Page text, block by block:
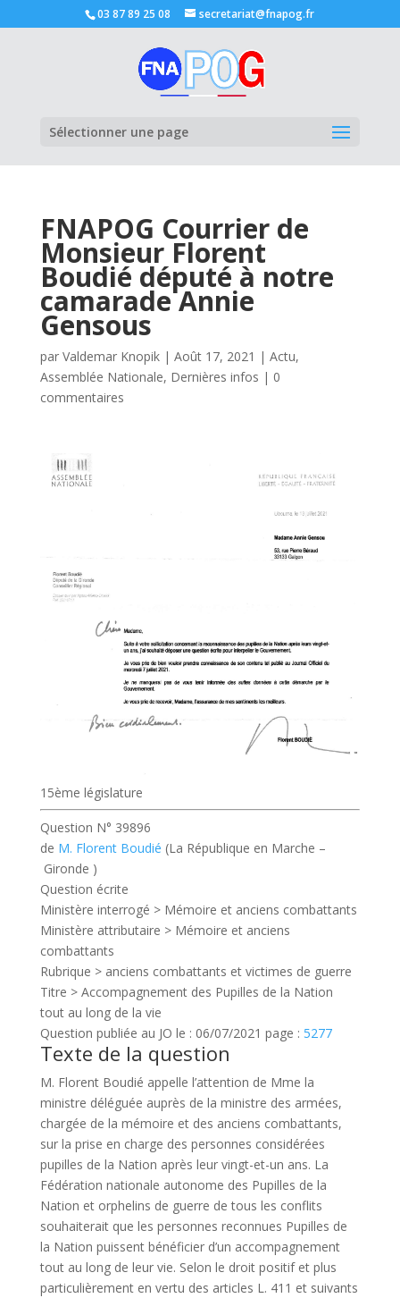
03 87 89 25 08 secretariat@fnapog.fr
Sélectionner une page
FNAPOG Courrier de
Monsieur Florent
Boudié député à notre
camarade Annie
Gensous
par Valdemar Knopik| Août 17, 2021 | Actu,
Assemblée Nationale, Dernières infos | 0
commentaires
15ème législature
Question N° 39896
de M. Florent Boudié (La République en Marche –
Gironde )
Question écrite
Ministère interrogé > Mémoire et anciens combattants
Ministère attributaire > Mémoire et anciens
combattants
Rubrique > anciens combattants et victimes de guerre
Titre > Accompagnement des Pupilles de la Nation
tout au long de la vie
Question publiée au JO le : 06/07/2021 page : 5277
Texte de la question
M. Florent Boudié appelle l’attention de Mme la
ministre déléguée auprès de la ministre des armées,
chargée de la mémoire et des anciens combattants,
sur la prise en charge des personnes considérées
pupilles de la Nation après leur vingt-et-un ans. La
Fédération nationale autonome des Pupilles de la
Nation et orphelins de guerre de tous les conflits
souhaiterait que les personnes reconnues Pupilles de
la Nation puissent bénéficier d’un accompagnement
tout au long de leur vie. Selon le droit positif et plus
particulièrement en vertu des articles L. 411 et suivants